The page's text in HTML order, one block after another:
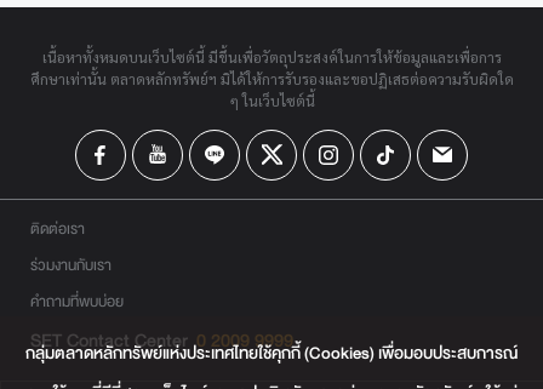
เนื้อหาทั้งหมดบนเว็บไซต์นี้ มีขึ้นเพื่อวัตถุประสงค์ในการให้ข้อมูลและเพื่อการ
ศึกษาเท่านั้น ตลาดหลักทรัพย์ฯ มิได้ให้การรับรองและขอปฏิเสธต่อความรับผิดใด
ๆ ในเว็บไซต์นี้
ติดต่อเรา
ร่วมงานกับเรา
คำถามที่พบบ่อย
SET Contact Center 0 2009 9999
กลุ่มตลาดหลักทรัพย์แห่งประเทศไทยใช้คุกกี้ (Cookies) เพื่อมอบประสบการณ์